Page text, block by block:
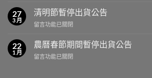
出
貨
公
中
動
節
暫
出
貨
公
27
3 月
清明節暫停出貨公告
在
明
節
暫
留言功能已關閉
22
1 月
農曆春節期間暫停出貨公告
在
留言功能已關閉